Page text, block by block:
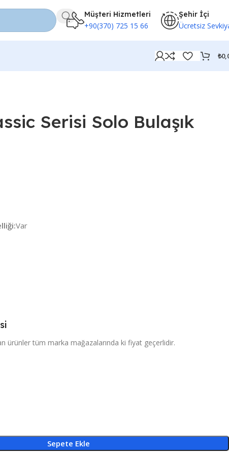
Müşteri Hizmetleri
+90(370) 725 15 66
Şehir İçi
Ücretsiz
₺
Serisi Solo Bulaşık
Var
ürünler tüm marka mağazalarında ki fiyat geçerlidir.
Sepete Ekle